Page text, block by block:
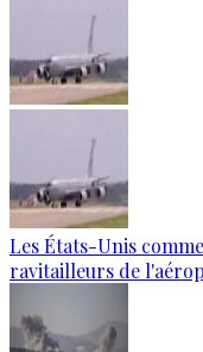
Les États-Unis
ravitailleurs de